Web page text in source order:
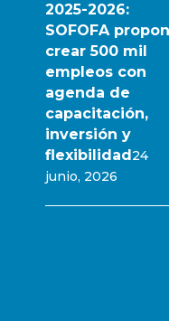
2025-2026:
SOFOFA
crear 500 mil
empleos con
agenda de
capacitación,
inversión y
flexibilidad24
junio, 2026